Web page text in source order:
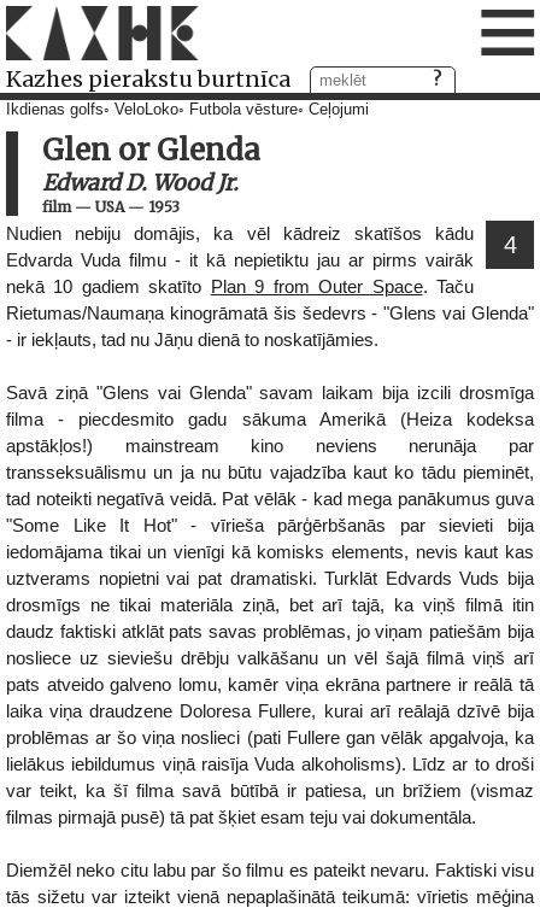
Kazhes pierakstu burtnīca ≡
Ikdienas golfs VeloLoko Futbola vēsture Ceļojumi
Glen or Glenda
Edward D. Wood Jr.
film— USA— 1953
4
Nudien nebiju domājis, ka vēl kādreiz skatīšos kādu
Edvarda Vuda filmu - it kā nepietiktu jau ar pirms vairāk
nekā 10 gadiem skatīto Plan 9 from Outer Space. Taču
Rietumas/Naumaņa kinogrāmatā šis šedevrs - "Glens vai Glenda"
- ir iekļauts, tad nu Jāņu dienā to noskatījāmies.
Savā ziņā "Glens vai Glenda" savam laikam bija izcili drosmīga
filma - piecdesmito gadu sākuma Amerikā (Heiza kodeksa
apstākļos!) mainstream kino neviens nerunāja par
transseksuālismu un ja nu būtu vajadzība kaut ko tādu pieminēt,
tad noteikti negatīvā veidā. Pat vēlāk - kad mega panākumus guva
"Some Like It Hot" - vīrieša pārģērbšanās par sievieti bija
iedomājama tikai un vienīgi kā komisks elements, nevis kaut kas
uztverams nopietni vai pat dramatiski. Turklāt Edvards Vuds bija
drosmīgs ne tikai materiāla ziņā, bet arī tajā, ka viņš filmā itin
daudz faktiski atklāt pats savas problēmas, jo viņam patiešām bija
nosliece uz sieviešu drēbju valkāšanu un vēl šajā filmā viņš arī
pats atveido galveno lomu, kamēr viņa ekrāna partnere ir reālā tā
laika viņa draudzene Doloresa Fullere, kurai arī reālajā dzīvē bija
problēmas ar šo viņa noslieci (pati Fullere gan vēlāk apgalvoja, ka
lielākus iebildumus viņā raisīja Vuda alkoholisms). Līdz ar to droši
var teikt, ka šī filma savā būtībā ir patiesa, un brīžiem (vismaz
filmas pirmajā pusē) tā pat šķiet esam teju vai dokumentāla.
Diemžēl neko citu labu par šo filmu es pateikt nevaru. Faktiski visu
tās sižetu var izteikt vienā nepaplašinātā teikumā: vīrietis mēģina